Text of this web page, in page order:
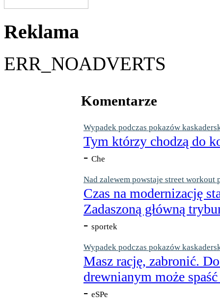
Reklama
ERR_NOADVERTS
Komentarze
Wypadek podczas pokazów
Tym którzy chodzą do
- Che
Nad zalewem powstaje street workout
Czas na modernizację
Zadaszoną główną
- sportek
Wypadek podczas pokazów
Masz rację, zabronić.
drewnianym może
- eSPe